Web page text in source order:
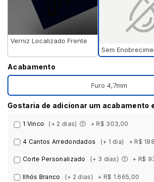
Verniz Localizado Frente
Sem
Acabamento
Furo 4,7mm
Gostaria de adicionar um acabamento
1 Vinco (+ 2 dias) + R$ 303,00
4 Cantos Arredondados (+ 1 dia) + R$
Corte Personalizado (+ 3 dias) + R$
Ilhós Branco (+ 2 dias) + R$ 1.665,00